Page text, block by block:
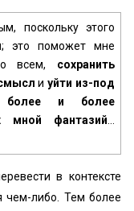
поскольку этого
это поможет мне
всем, сохранить
иуйти из-под
более и более
мной фантазий
в контексте
чем-либо. Тем более